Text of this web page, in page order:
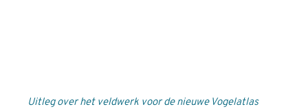
Uitleg over het veldwerk voor de nieuwe Vogelatlas